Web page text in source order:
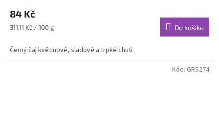
84 Kč
Měrná
311,11 Kč / 100 g Do košíku
Černý čaj květinové, sladové a trpké chuti
Kód: GRS274